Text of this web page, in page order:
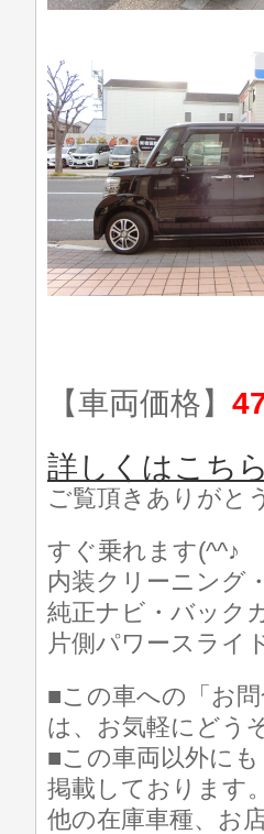
【車両価格】
詳しくはこちら
ご覧頂きありがと
すぐ乗れます(^^♪
内装クリーニング
純正ナビ・バック
片側パワースライ
■この車への「お
は、お気軽にどう
■この車両以外に
掲載しております。
他の在庫車種、お